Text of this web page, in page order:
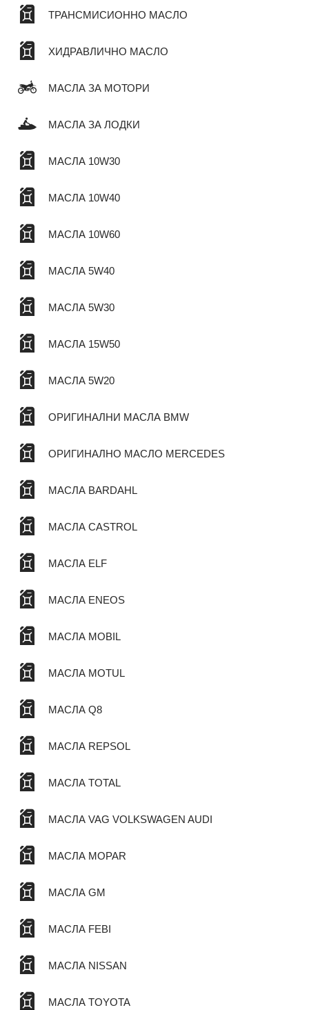
ТРАНСМИСИОННО МАСЛО
ХИДРАВЛИЧНО МАСЛО
МАСЛА ЗА МОТОРИ
МАСЛА ЗА ЛОДКИ
МАСЛА 10W30
МАСЛА 10W40
МАСЛА 10W60
МАСЛА 5W40
МАСЛА 5W30
МАСЛА 15W50
МАСЛА 5W20
ОРИГИНАЛНИ МАСЛА BMW
ОРИГИНАЛНО МАСЛО MERCEDES
МАСЛА BARDAHL
МАСЛА CASTROL
МАСЛА ELF
МАСЛА ENEOS
МАСЛА MOBIL
МАСЛА MOTUL
МАСЛА Q8
МАСЛА REPSOL
МАСЛА TOTAL
МАСЛА VAG VOLKSWAGEN AUDI
МАСЛА MOPAR
МАСЛА GM
МАСЛА FEBI
МАСЛА NISSAN
МАСЛА TOYOTA